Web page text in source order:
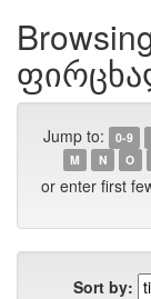
Jump to: 0-9
M
N O
or enter first
Sort by: